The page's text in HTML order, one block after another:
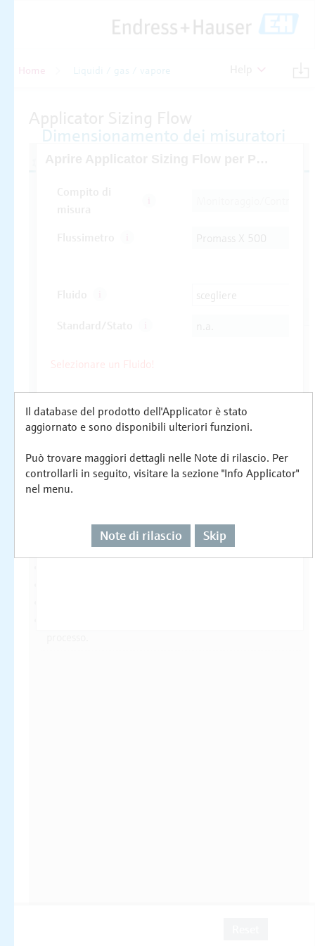
Home Liquidi / gas / vapore
Il database del prodotto dell'Applicator è stato
aggiornato e sono disponibili ulteriori funzioni.
Può trovare maggiori dettagli nelle Note di rilascio. Per
controllarli in seguito, visitare la sezione "Info Applicator"
nel menu.
Note di rilascio Skip